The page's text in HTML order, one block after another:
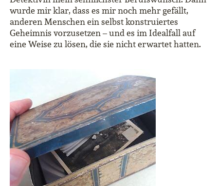
wurde mir klar, dass es mir noch mehr gefällt,
anderen Menschen ein selbst konstruiertes
Geheimnis vorzusetzen – und es im Idealfall auf
eine Weise zu lösen, die sie nicht erwartet hatten.